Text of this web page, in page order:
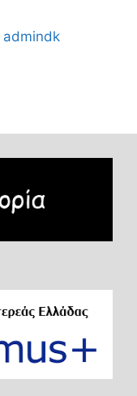
admindk